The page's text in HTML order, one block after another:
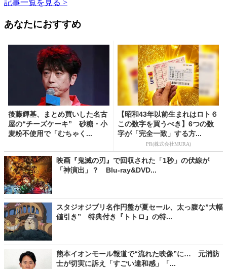
記事一覧を見る >
あなたにおすすめ
後藤輝基、まとめ買いした名古
屋の“チーズケーキ” 砂糖・小
麦粉不使用で「むちゃく...
【昭和43年以前生まれはロト６
この数字を買うべき】6つの数
字が「完全一致」する方...
PR(株式会社MURA)
映画『鬼滅の刃』で回収された「1秒」の伏線が
「神演出」？ Blu-ray&DVD...
スタジオジブリ名作円盤が夏セール、太っ腹な”大幅
値引き” 特典付き『トトロ』の特...
熊本イオンモール報道で“流れた映像”に… 元消防
士が切実に訴え「すごい違和感」「...